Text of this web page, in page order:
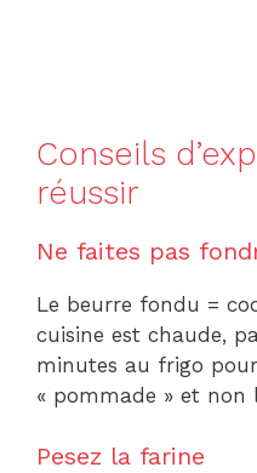
Conseils
réussir
Ne faites pas
Le beurre fondu =
cuisine est chaude,
minutes au frigo
« pommade » et non
Pesez la farine